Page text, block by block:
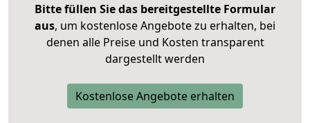
Bitte füllen Sie das bereitgestellte Formular
aus, um kostenlose Angebote zu erhalten, bei
denen alle Preise und Kosten transparent
dargestellt werden
Kostenlose Angebote erhalten